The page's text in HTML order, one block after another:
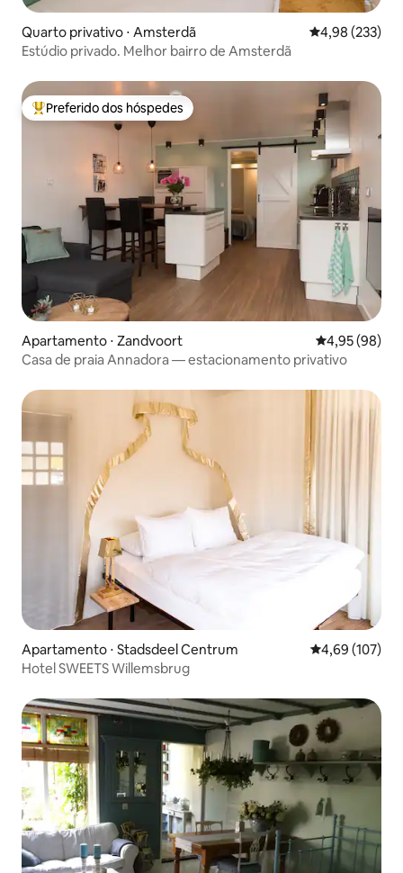
Quarto privativo ⋅ Amsterdã 4,98 de uma
4,98 (233)
Estúdio privado. Melhor bairro de Amsterdã
Entre os melhores preferidos dos hóspedes
Preferido dos hóspedes
Apartamento ⋅ Zandvoort 4,95 de uma
4,95 (98)
Casa de praia Annadora — estacionamento privativo
Apartamento ⋅ Stadsdeel Centrum 4,69 de uma
4,69 (107)
Hotel SWEETS Willemsbrug